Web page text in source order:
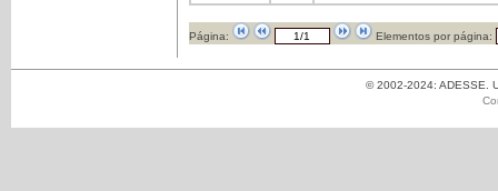
Página: Elementos por página:
© 2002-2024: ADESSE.